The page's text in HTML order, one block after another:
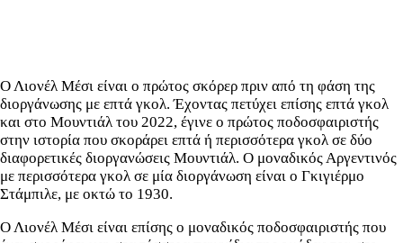
Ο Λιονέλ Μέσι είναι ο πρώτος σκόρερ πριν από τη φάση της
διοργάνωσης με επτά γκολ. Έχοντας πετύχει επίσης επτά γκολ
και στο Μουντιάλ του 2022, έγινε ο πρώτος ποδοσφαιριστής
στην ιστορία που σκοράρει επτά ή περισσότερα γκολ σε δύο
διαφορετικές διοργανώσεις Μουντιάλ. Ο μοναδικός Αργεντινός
με περισσότερα γκολ σε μία διοργάνωση είναι ο Γκιγιέρμο
Στάμπιλε, με οκτώ το 1930.
Ο Λιονέλ Μέσι είναι επίσης ο μοναδικός ποδοσφαιριστής που